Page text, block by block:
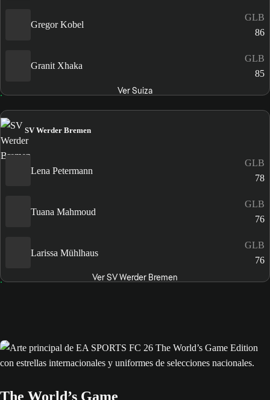
Gregor Kobel
GLB
86
Granit Xhaka
GLB
85
Ver Suiza
SV Werder Bremen
Lena Petermann
GLB
78
Tuana Mahmoud
GLB
76
Larissa Mühlhaus
GLB
76
Ver SV Werder Bremen
The World’s Game